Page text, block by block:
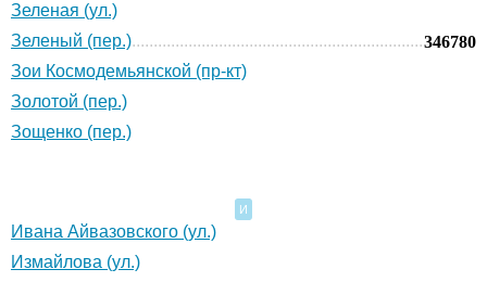
Зеленая (ул.)
Зеленый (пер.)
346780
Зои Космодемьянской (пр-кт)
Золотой (пер.)
Зощенко (пер.)
И
Ивана Айвазовского (ул.)
Измайлова (ул.)